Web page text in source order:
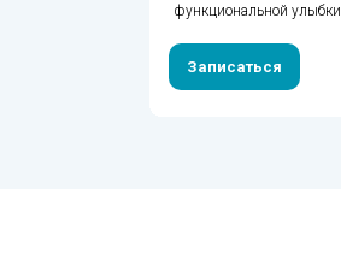
функциональной улыбки.
Записаться